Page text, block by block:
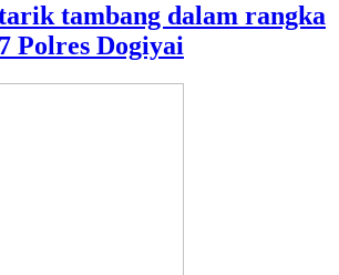
tambang dalam rangka
Polres Dogiyai